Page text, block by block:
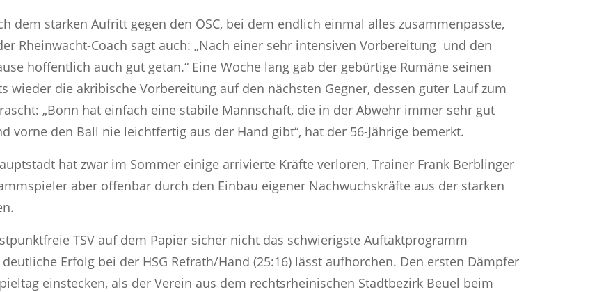
dem starken Aufritt gegen den OSC, bei dem endlich einmal alles zusammenpasste,
Rheinwacht-Coach sagt auch: „Nach einer sehr intensiven Vorbereitung und den
hoffentlich auch gut getan.“ Eine Woche lang gab der gebürtige Rumäne seinen
wieder die akribische Vorbereitung auf den nächsten Gegner, dessen guter Lauf zum
„Bonn hat einfach eine stabile Mannschaft, die in der Abwehr immer sehr gut
vorne den Ball nie leichtfertig aus der Hand gibt“, hat der 56-Jährige bemerkt.
hat zwar im Sommer einige arrivierte Kräfte verloren, Trainer Frank Berblinger
aber offenbar durch den Einbau eigener Nachwuchskräfte aus der starken
TSV auf dem Papier sicher nicht das schwierigste Auftaktprogramm
Erfolg bei der HSG Refrath/Hand (25:16) lässt aufhorchen. Den ersten Dämpfer
einstecken, als der Verein aus dem rechtsrheinischen Stadtbezirk Beuel beim